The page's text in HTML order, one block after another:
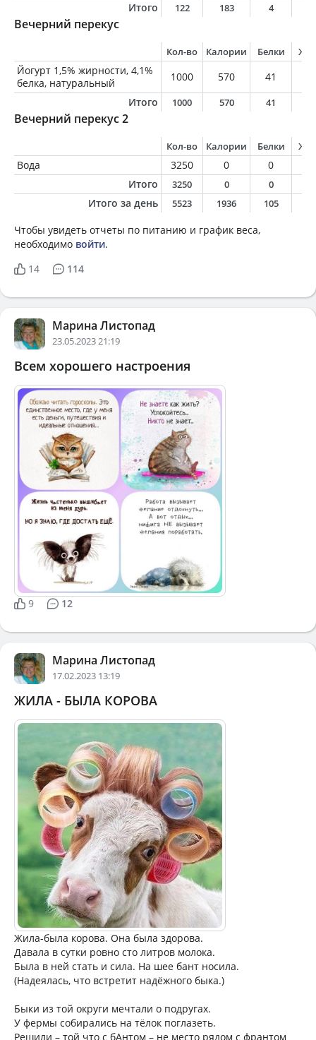
Итого
122 183 4
Вечерний перекус
Кол-во Калории Белки
Йогурт 1,5% жирности, 4,1%
белка, натуральный
1000 570 41
Итого
1000 570 41
Вечерний перекус 2
Кол-во Калории Белки
Вода 3250 0 0
Итого
3250 0 0
Итого за день 5523 1936 105
Чтобы увидеть отчеты по питанию и график веса,
необходимо войти.
14
114
Марина Листопад
23.05.2023 21:19
Всем хорошего настроения
9 12
Марина Листопад
17.02.2023 13:19
ЖИЛА - БЫЛА КОРОВА
Жила-была корова. Она была здорова.
Давала в сутки ровно сто литров молока.
Была в ней стать и сила. На шее бант носила.
(Надеялась, что встретит надёжного быка.)
Быки из той округи мечтали о подругах.
У фермы собирались на тёлок поглазеть.
Решили – той что с бАнтом – не место рядом с франтом